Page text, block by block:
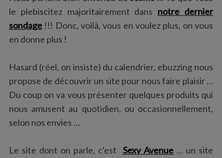
le plebiscitez majoritairement dans notre dernier
sondage!!! Donc, voilà, vous en voulez plus, on vous
en donne plus !
Hasard (réel, on insiste) du calendrier, ebuzzing nous
propose de découvrir un site pour nous faire plaisir …
Du coup on va vous présenter quelques produits qui
nous amusent au quotidien, ou occasionnellement,
selon nos envies …
Le site dont on parle, c'est Sexy Avenue… un site